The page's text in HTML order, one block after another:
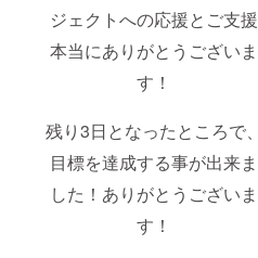
ジェクトへの応援とご支援
本当にありがとうございま
す！
残り3日となったところで、
目標を達成する事が出来ま
した！ありがとうございま
す！